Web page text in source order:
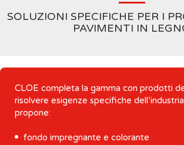
SOLUZIONI SPECIFICHE PER I
PAVIMENTI IN
CLOE completa la gamma con prodotti
risolvere esigenze specifiche
propone:
fondo impregnante e colorante